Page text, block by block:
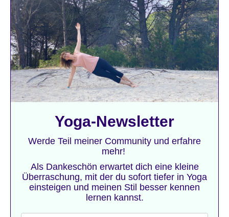
Yoga-Newsletter
Werde Teil meiner Community und erfahre
mehr!
Als Dankeschön erwartet dich eine kleine
Überraschung, mit der du sofort tiefer in Yoga
einsteigen und meinen Stil besser kennen
lernen kannst.